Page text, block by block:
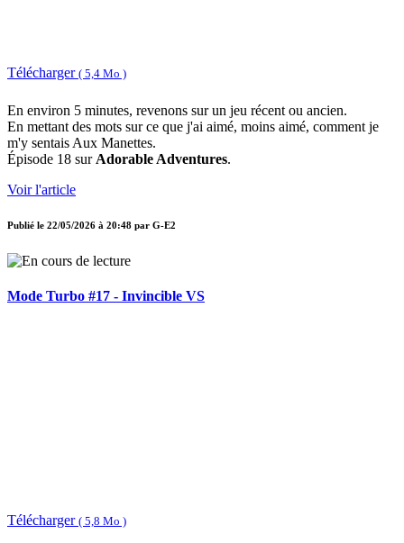
Télécharger ( 5,4 Mo )
En environ 5 minutes, revenons sur un jeu récent ou ancien.
En mettant des mots sur ce que j'ai aimé, moins aimé, comment je
m'y sentais Aux Manettes.
Épisode 18 sur Adorable Adventures.
Voir l'article
Publié le 22/05/2026 à 20:48 par G-E2
Mode Turbo #17 - Invincible VS
Télécharger ( 5,8 Mo )